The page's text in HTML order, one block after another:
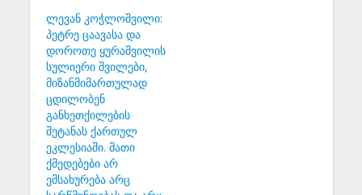
ლევან კოჭლოშვილი:
პეტრე ცაავასა და
დოროთე ყურაშვილის
სულიერი შვილები,
მიზანმიმართულად
ცდილობენ
განხეთქილების
შეტანას ქართულ
ეკლესიაში. მათი
ქმედებები არ
ემსახურება არც